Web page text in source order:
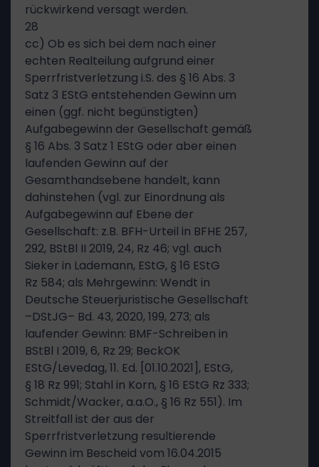
rückwirkend versagt werden.
28
cc) Ob es sich bei dem nach einer
echten Realteilung aufgrund einer
Sperrfristverletzung i.S. des § 16 Abs. 3
Satz 3 EStG entstehenden Gewinn um
einen (ggf. nicht begünstigten)
Aufgabegewinn der Gesellschaft gemäß
§ 16 Abs. 3 Satz 1 EStG oder aber einen
laufenden Gewinn auf der
Gesamthandsebene handelt, kann
dahinstehen (vgl. zur Einordnung als
Aufgabegewinn auf Ebene der
Gesellschaft: z.B. BFH-Urteil in BFHE 257,
292, BStBl II 2019, 24, Rz 46; vgl. auch
Sieker in Lademann, EStG, § 16 EStG
Rz 584; als Mehrgewinn: Wendt in
Deutsche Steuerjuristische Gesellschaft
–DStJG– Bd. 43, 2020, 199, 273; als
laufender Gewinn: BMF-Schreiben in
BStBl I 2019, 6, Rz 29; BeckOK
EStG/Levedag, 11. Ed. [01.10.2021], EStG,
§ 18 Rz 991; Stahl in Korn, § 16 EStG Rz 333;
Schmidt/Wacker, a.a.O., § 16 Rz 551). Im
Streitfall ist der aus der
Sperrfristverletzung resultierende
Gewinn im Bescheid vom 16.04.2015